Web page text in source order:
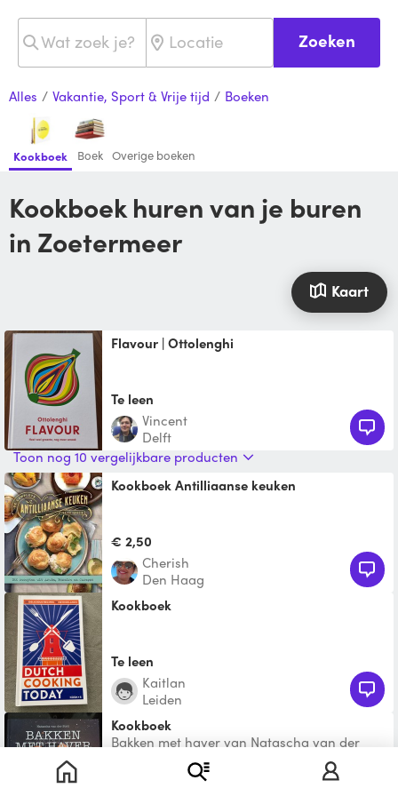
Zoeken
Alles / Vakantie, Sport & Vrije tijd / Boeken
Kookboek Boek Overige boeken
Kookboek huren van je buren
in Zoetermeer
Kaart
Flavour | Ottolenghi
Te leen
Vincent
Delft
Toon nog 10 vergelijkbare producten
Kookboek Antilliaanse keuken
€ 2,50
Cherish
Den Haag
Kookboek
Te leen
Kaitlan
Leiden
Kookboek
Bakken met haver van Natascha van der